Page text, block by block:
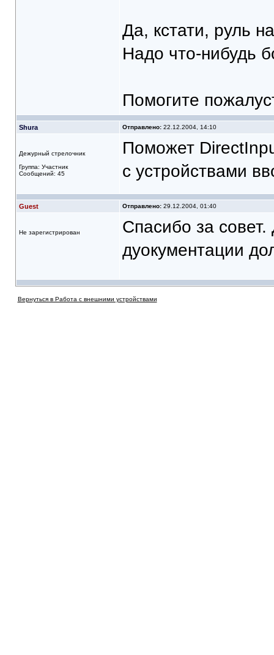
Да, кстати, руль
Надо что-нибудь
Помогите
Shura Отправлено:22.12.2004, 14:10
Дежурный стрелочник
Группа: Участник
Сообщений: 45
Поможет
с устройствами
Guest Отправлено:29.12.2004, 01:40
Не зарегистрирован
Спасибо за совет.
дуокументации
Вернуться в Работа с внешними устройствами